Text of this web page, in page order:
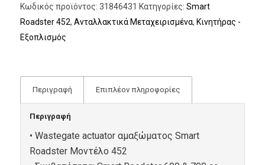
Κωδικός προϊόντος: 31846431 Κατηγορίες: Smart
Roadster 452, Ανταλλακτικά Μεταχειρισμένα, Κινητήρας -
Εξοπλισμός
Περιγραφή Επιπλέον πληροφορίες
Περιγραφή
• Wastegate actuator αμαξώματος Smart
Roadster Μοντέλο 452